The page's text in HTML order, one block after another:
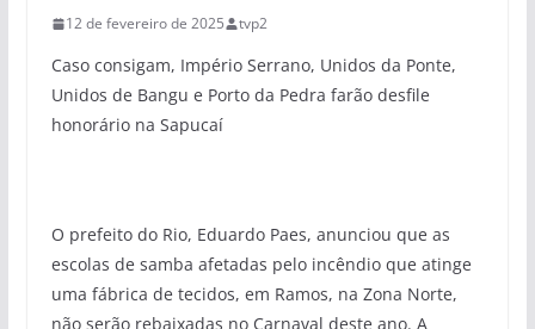
12 de fevereiro de 2025 tvp2
Caso consigam, Império Serrano, Unidos da Ponte,
Unidos de Bangu e Porto da Pedra farão desfile
honorário na Sapucaí
O prefeito do Rio, Eduardo Paes, anunciou que as
escolas de samba afetadas pelo incêndio que atinge
uma fábrica de tecidos, em Ramos, na Zona Norte,
não serão rebaixadas no Carnaval deste ano. A